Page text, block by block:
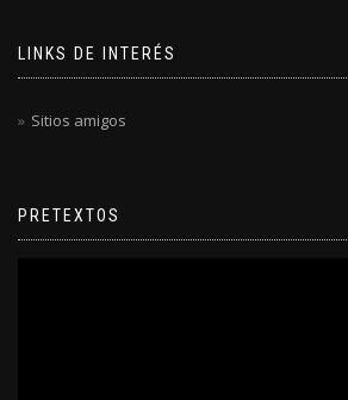
LINKS DE INTERÉS
Sitios amigos
PRETEXTOS